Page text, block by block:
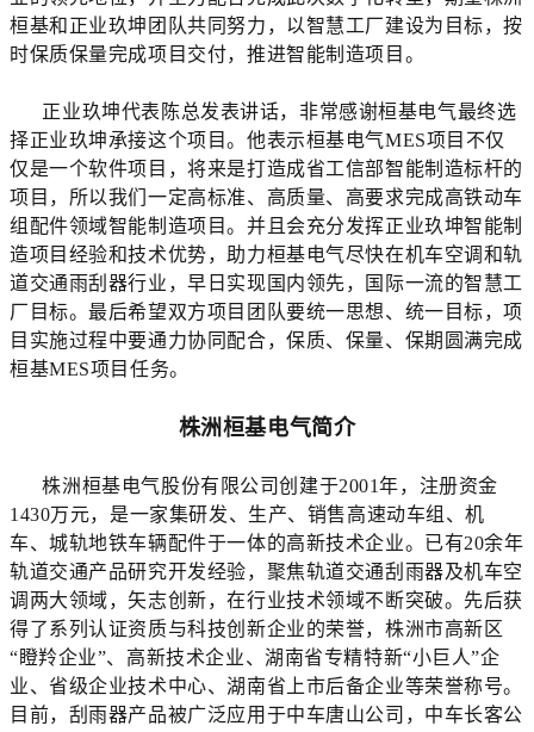
桓基和正业玖坤团队共同努力，以智慧工厂建设为目标，按
时保质保量完成项目交付， 推进智能制造项目。
正业玖坤代表陈总发表讲话，非常感谢桓基电气最终选
择正业玖坤承接这个项目。他表示桓基电气MES项目不仅
仅是一个软件项目，将来是打造成省工信部智能制造标杆的
项目，所以我们一定高标准、高质量、高要求完成高铁动车
组配件领域智能制造项目。并且会充分发挥正业玖坤智能制
造项目经验和技术优势，助力桓基电气尽快在机车空调 和轨
道交通雨刮器行业，早日实现国内领先，国际一流的智慧工
厂目标。最后希望双方项目团队要统一思想、统一目标，项
目实施过程中要通力协同配合，保质、保量、保期圆满完成
桓基MES项目任务。
株洲桓基电气简介
株洲桓基电气股份有限公司创建于2001年，注册资金
1430万元，是一家集研发、生产、销售高速动车组、机
车、城轨地铁车辆配件于一体的高新技术企业。已有20余年
轨道交通产品研究开发经验，聚焦轨道交通刮雨器及机车空
调两大领域，矢志创新，在行业技术领域不断突破。先后获
得了系列认证资质与科技创新企业的荣誉，株洲市高新区
“瞪羚企业”、高新技术企业、湖南省专精特新“小巨人”企
业、省级企业技术中心、湖南省上市后备企业等荣誉称号。
目前，刮雨器产品被广泛应用于中车唐山公司，中车长客公